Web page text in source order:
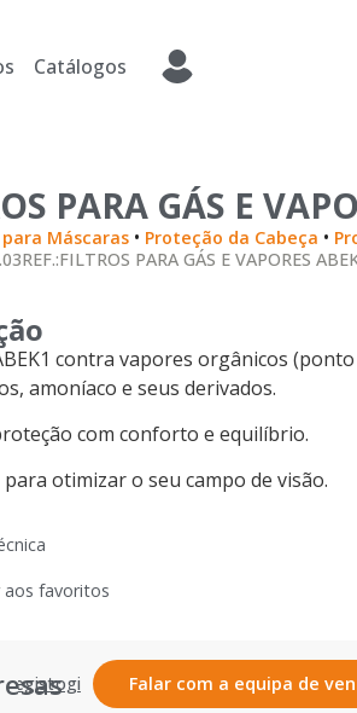
Catálogos
PARA GÁS E
Máscaras• Proteção da Cabeça •
REF.:FILTROS PARA GÁS E VAPORES
contra vapores orgânicos
amoníaco e seus derivados.
com conforto e equilíbrio.
otimizar o seu campo de visão.
aos favoritos
Registar
Login Falar com a equipa de